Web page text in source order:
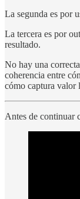
La segunda es por
La tercera es por
resultado.
No hay una
coherencia entre
cómo captura valor
Antes de continuar